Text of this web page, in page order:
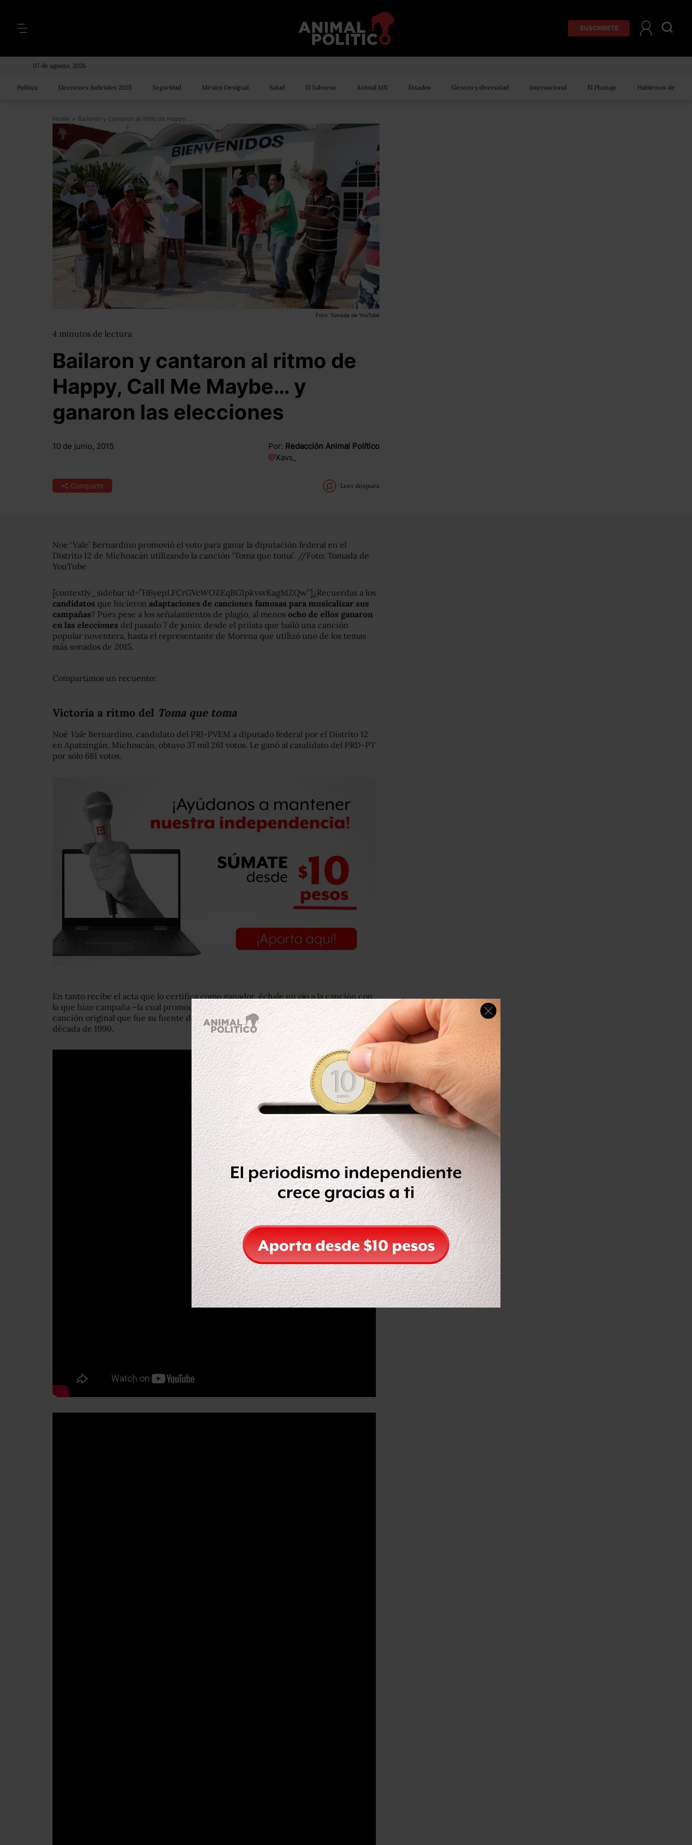
SUSCRÍBETE
07 de agosto, 2026
Política Elecciones Judiciales 2025 Seguridad México Desigual Salud El Sabueso Animal MX Estados Género y diversidad Internacional El Plumaje Hablemos de
Home > Bailaron y cantaron al ritmo de Happy, Call Me Maybe… y ganaron las elecciones
Foto: Tomada de YouTube
4 minutos de lectura
Bailaron y cantaron al ritmo de
Happy, Call Me Maybe… y
ganaron las elecciones
10 de junio, 2015 Por: Redacción Animal Político
@Xavs_
Compartir Leer después
Noe ‘Vale’ Bernardino promovió el voto para ganar la diputación federal en el
Distrito 12 de Michoacán utilizando la canción ‘Toma que toma’. //Foto: Tomada de
YouTube
[contextly_sidebar id=”H6yepLFCrGVcWOZEqBG1pkvsvKagMZQw”]¿Recuerdas a los
candidatos que hicieron adaptaciones de canciones famosas para musicalizar sus
campañas? Pues pese a los señalamientos de plagio, al menos ocho de ellos ganaron
en las elecciones del pasado 7 de junio: desde el priista que bailó una canción
popular noventera, hasta el representante de Morena que utilizó uno de los temas
más sonados de 2015.
Compartimos un recuento:
Victoria a ritmo del Toma que toma
Noé Vale Bernardino, candidato del PRI-PVEM a diputado federal por el Distrito 12
en Apatzingán, Michoacán, obtuvo 37 mil 261 votos. Le ganó al candidato del PRD-PT
por sólo 681 votos.
En tanto recibe el acta que lo certifica como ganador, échale un ojo a la canción con
la que hizo campaña –la cual promocionó con el lema #SeValeBailar–, así como la
canción original que fue su fuente de inspiración:Toma que toma,un éxito en la
década de 1990.